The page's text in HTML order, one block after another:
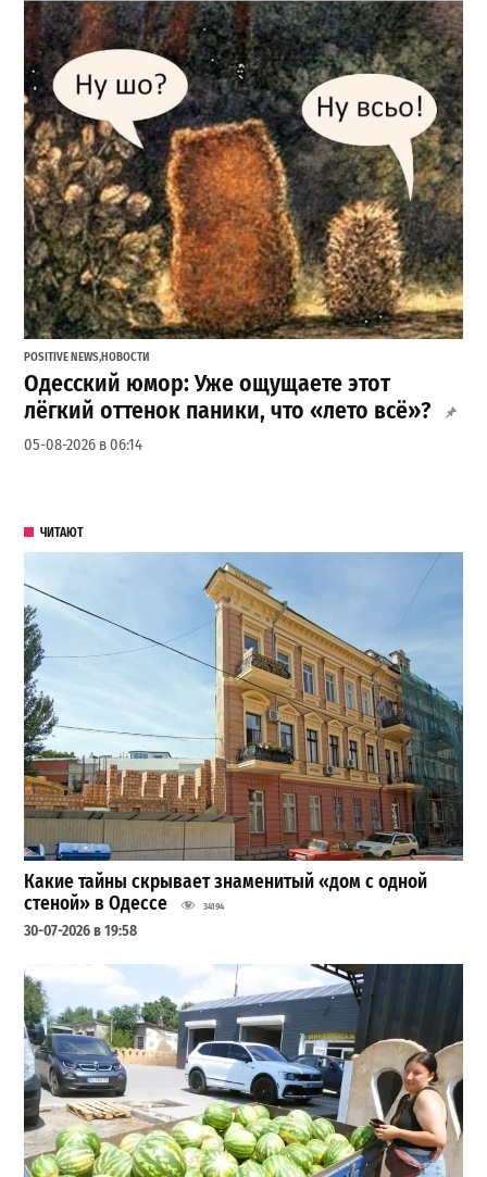
POSITIVE NEWS,НОВОСТИ
Одесский юмор: Уже ощущаете этот
лёгкий оттенок паники, что «лето всё»?
05-08-2026 в 06:14
ЧИТАЮТ
Какие тайны скрывает знаменитый «дом с одной
стеной» в Одессе
34194
30-07-2026 в 19:58